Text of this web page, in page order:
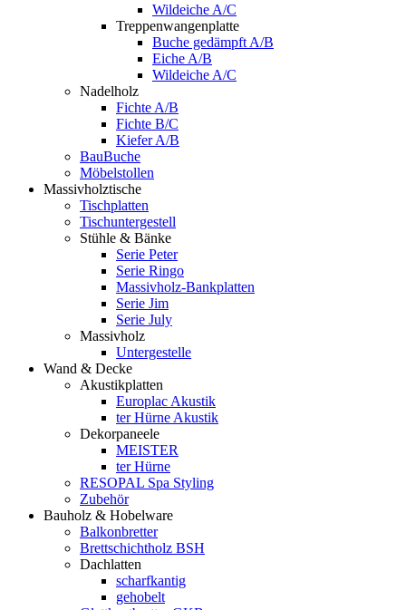
Wildeiche A/C
Treppenwangenplatte
Buche gedämpft A/B
Eiche A/B
Wildeiche A/C
Nadelholz
Fichte A/B
Fichte B/C
Kiefer A/B
BauBuche
Möbelstollen
Massivholztische
Tischplatten
Tischuntergestell
Stühle & Bänke
Serie Peter
Serie Ringo
Massivholz-Bankplatten
Serie Jim
Serie July
Massivholz
Untergestelle
Wand & Decke
Akustikplatten
Europlac Akustik
ter Hürne Akustik
Dekorpaneele
MEISTER
ter Hürne
RESOPAL Spa Styling
Zubehör
Bauholz & Hobelware
Balkonbretter
Brettschichtholz BSH
Dachlatten
scharfkantig
gehobelt